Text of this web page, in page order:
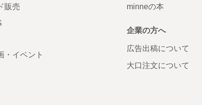
販売
・イベント
minneの本
企業の方へ
広告出稿について
大口注文について